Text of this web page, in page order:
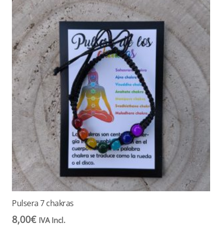
Pulsera 7 chakras
8,00€ IVA Incl.